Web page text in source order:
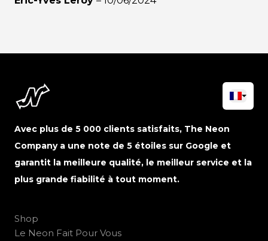
Avec plus de 5 000 clients satisfaits, The Neon
Company a une note de 5 étoiles sur Google et
garantit la meilleure qualité, le meilleur service et la
plus grande fiabilité à tout moment.
Shop
Le Neon Fait Pour Vous